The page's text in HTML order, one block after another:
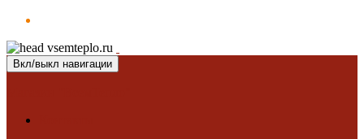
Вкл/выкл навигации